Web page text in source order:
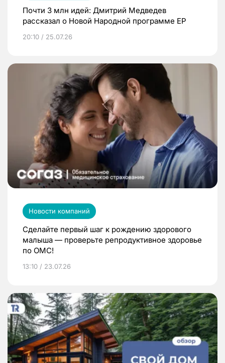
Почти 3 млн идей: Дмитрий Медведев
рассказал о Новой Народной программе ЕР
20:10 / 25.07.26
Новости компаний
Сделайте первый шаг к рождению здорового
малыша — проверьте репродуктивное здоровье
по ОМС!
13:10 / 23.07.26